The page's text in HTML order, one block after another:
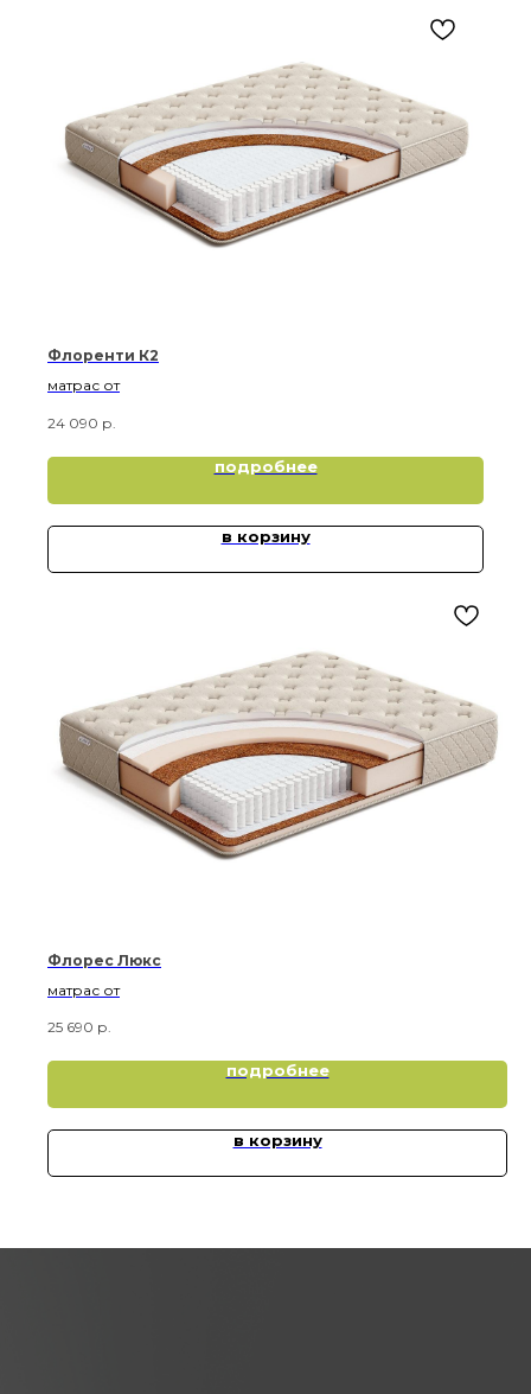
Флоренти К2
матрас от
24 090 р.
подробнее
в корзину
Флорес Люкс
матрас от
25 690 р.
подробнее
в корзину